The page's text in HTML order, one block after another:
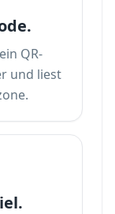
QR-
und liest